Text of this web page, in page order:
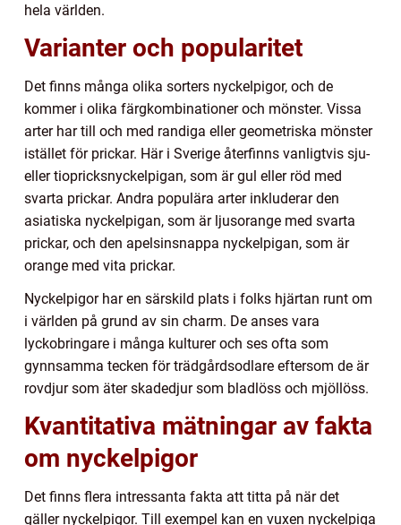
hela världen.
Varianter och popularitet
Det finns många olika sorters nyckelpigor, och de
kommer i olika färgkombinationer och mönster. Vissa
arter har till och med randiga eller geometriska mönster
istället för prickar. Här i Sverige återfinns vanligtvis sju-
eller tiopricksnyckelpigan, som är gul eller röd med
svarta prickar. Andra populära arter inkluderar den
asiatiska nyckelpigan, som är ljusorange med svarta
prickar, och den apelsinsnappa nyckelpigan, som är
orange med vita prickar.
Nyckelpigor har en särskild plats i folks hjärtan runt om
i världen på grund av sin charm. De anses vara
lyckobringare i många kulturer och ses ofta som
gynnsamma tecken för trädgårdsodlare eftersom de är
rovdjur som äter skadedjur som bladlöss och mjöllöss.
Kvantitativa mätningar av fakta
om nyckelpigor
Det finns flera intressanta fakta att titta på när det
gäller nyckelpigor. Till exempel kan en vuxen nyckelpiga